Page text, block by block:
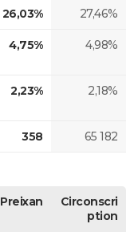
26,03% 27,46%
4,75% 4,98%
2,23% 2,18%
358 65 182
Preixan
Circonscri
ption